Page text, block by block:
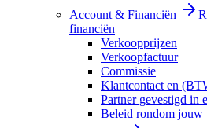
Account & Financiën
financiën
Verkoopprijzen
Verkoopfactuur
Commissie
Klantcontact en
Partner gevestigd in
Beleid rondom jouw